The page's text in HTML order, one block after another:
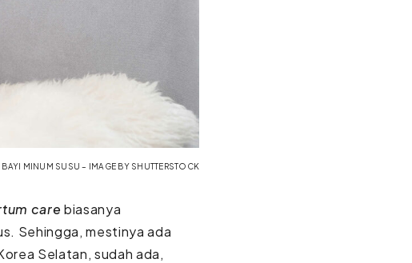
BAYI MINUM SUSU – IMAGE BY SHUTTERSTOCK
carebiasanya
Sehingga, mestinya ada
Selatan, sudah ada,